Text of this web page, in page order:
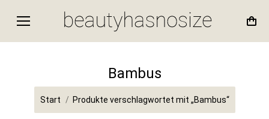
Bambus
Sie befinden sich hier:
Start Produkte verschlagwortet mit „Bambus“